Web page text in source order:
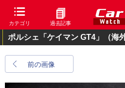
カテゴリ 過去記事
ポルシェ「ケイマン GT4」（海
前の画像